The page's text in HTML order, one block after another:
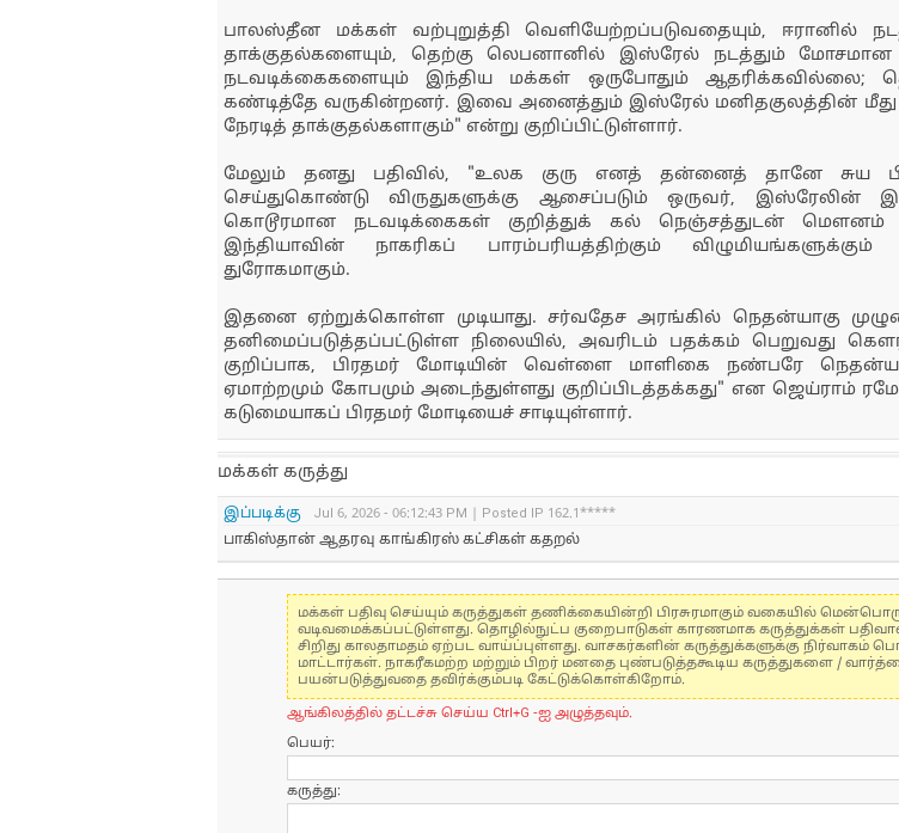
பாலஸ்தீன மக்கள் வற்புறுத்தி வெளியேற்றப்படுவதையும், ஈரானில்
தாக்குதல்களையும், தெற்கு லெபனானில் இஸ்ரேல் நடத்தும்
நடவடிக்கைகளையும் இந்திய மக்கள் ஒருபோதும் ஆதரிக்கவில்லை;
கண்டித்தே வருகின்றனர். இவை அனைத்தும் இஸ்ரேல் மனிதகுலத்தின் மீது
நேரடித் தாக்குதல்களாகும்" என்று குறிப்பிட்டுள்ளார்.
மேலும் தனது பதிவில், "உலக குரு எனத் தன்னைத் தானே சுய
செய்துகொண்டு விருதுகளுக்கு ஆசைப்படும் ஒருவர், இஸ்ரேலின்
கொடூரமான நடவடிக்கைகள் குறித்துக் கல் நெஞ்சத்துடன் மௌனம்
இந்தியாவின் நாகரிகப் பாரம்பரியத்திற்கும் விழுமியங்களுக்கும்
துரோகமாகும்.
இதனை ஏற்றுக்கொள்ள முடியாது. சர்வதேச அரங்கில் நெதன்யாகு
தனிமைப்படுத்தப்பட்டுள்ள நிலையில், அவரிடம் பதக்கம் பெறுவது
குறிப்பாக, பிரதமர் மோடியின் வெள்ளை மாளிகை நண்பரே
ஏமாற்றமும் கோபமும் அடைந்துள்ளது குறிப்பிடத்தக்கது" என ஜெய்ராம்
கடுமையாகப் பிரதமர் மோடியைச் சாடியுள்ளார்.
மக்கள் கருத்து
இப்படிக்கு
Jul 6, 2026 - 06:12:43 PM | Posted IP 162.1*****
பாகிஸ்தான் ஆதரவு காங்கிரஸ் கட்சிகள் கதறல்
மக்கள் பதிவு செய்யும் கருத்துகள் தணிக்கையின்றி பிரசுரமாகும் வகையில்
வடிவமைக்கப்பட்டுள்ளது. தொழில்நுட்ப குறைபாடுகள் காரணமாக கருத்துக்கள்
சிறிது காலதாமதம் ஏற்பட வாய்ப்புள்ளது. வாசகர்களின் கருத்துக்களுக்கு நிர்வாகம்
மாட்டார்கள். நாகரீகமற்ற மற்றும் பிறர் மனதை புண்படுத்தகூடிய கருத்துகளை /
பயன்படுத்துவதை தவிர்க்கும்படி கேட்டுக்கொள்கிறோம்.
ஆங்கிலத்தில் தட்டச்சு செய்ய Ctrl+G -ஐ அழுத்தவும்.
பெயர்:
கருத்து: